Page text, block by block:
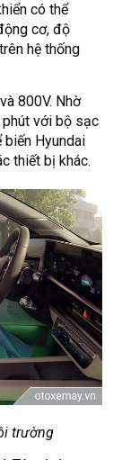
có thể
cơ, độ
hệ thống
800V. Nhờ
với bộ sạc
biến Hyundai
thiết bị khác.
trường